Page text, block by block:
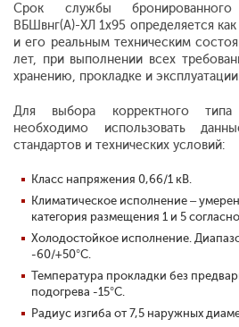
Срок службы
ВБШвнг(А)-ХЛ 1х95 определяется как
и его реальным техническим
лет, при выполнении всех
хранению, прокладке и
Для выбора корректного
необходимо использовать
стандартов и технических условий:
Класс напряжения 0,66/1 кВ.
Климатическое исполнение –
категория размещения 1 и 5
Холодостойкое исполнение.
-60/+50°С.
Температура прокладки без
подогрева -15°С.
Радиус изгиба от 7,5 наружных